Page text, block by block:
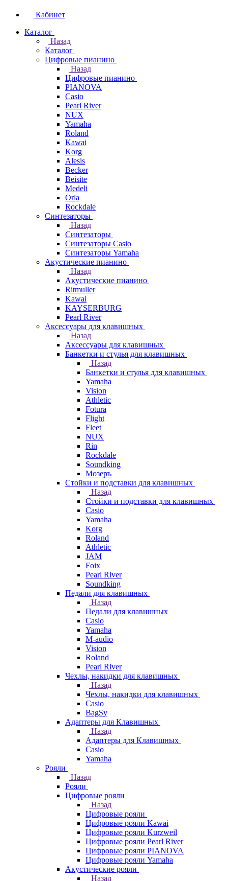
Кабинет
Каталог
Назад
Каталог
Цифровые пианино
Назад
Цифровые пианино
PIANOVA
Casio
Pearl River
NUX
Yamaha
Roland
Kawai
Korg
Alesis
Becker
Beisite
Medeli
Orla
Rockdale
Синтезаторы
Назад
Синтезаторы
Синтезаторы Casio
Синтезаторы Yamaha
Акустические пианино
Назад
Акустические пианино
Ritmuller
Kawai
KAYSERBURG
Pearl River
Аксессуары для клавишных
Назад
Аксессуары для клавишных
Банкетки и стулья для клавишных
Назад
Банкетки и стулья для клавишных
Yamaha
Vision
Athletic
Fotura
Flight
Fleet
NUX
Rin
Rockdale
Soundking
Мозеръ
Стойки и подставки для клавишных
Назад
Стойки и подставки для клавишных
Casio
Yamaha
Korg
Roland
Athletic
JAM
Foix
Pearl River
Soundking
Педали для клавишных
Назад
Педали для клавишных
Casio
Yamaha
M-audio
Vision
Roland
Pearl River
Чехлы, накидки для клавишных
Назад
Чехлы, накидки для клавишных
Casio
BagSy
Адаптеры для Клавишных
Назад
Адаптеры для Клавишных
Casio
Yamaha
Рояли
Назад
Рояли
Цифровые рояли
Назад
Цифровые рояли
Цифровые рояли Kawai
Цифровые рояли Kurzweil
Цифровые рояли Pearl River
Цифровые рояли PIANOVA
Цифровые рояли Yamaha
Акустические рояли
Назад